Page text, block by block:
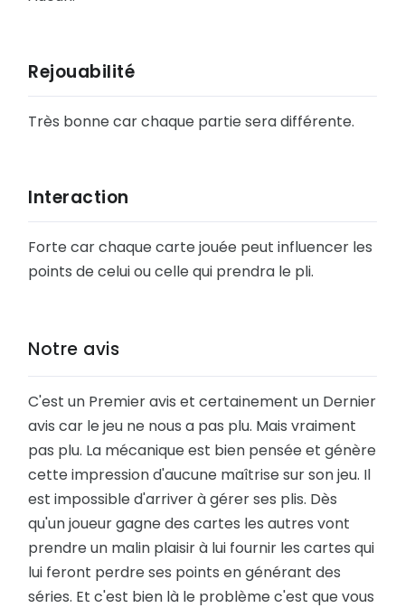
Rejouabilité
Très bonne car chaque partie sera différente.
Interaction
Forte car chaque carte jouée peut influencer les
points de celui ou celle qui prendra le pli.
Notre avis
C'est un Premier avis et certainement un Dernier
avis car le jeu ne nous a pas plu. Mais vraiment
pas plu. La mécanique est bien pensée et génère
cette impression d'aucune maîtrise sur son jeu. Il
est impossible d'arriver à gérer ses plis. Dès
qu'un joueur gagne des cartes les autres vont
prendre un malin plaisir à lui fournir les cartes qui
lui feront perdre ses points en générant des
séries. Et c'est bien là le problème c'est que vous